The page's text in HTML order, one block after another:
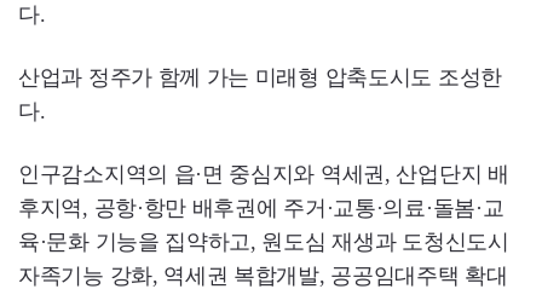
다.
산업과 정주가 함께 가는 미래형 압축도시도 조성한
다.
인구감소지역의 읍·면 중심지와 역세권, 산업단지 배
후지역, 공항·항만 배후권에 주거·교통·의료·돌봄·교
육·문화 기능을 집약하고, 원도심 재생과 도청신도시
자족기능 강화, 역세권 복합개발, 공공임대주택 확대